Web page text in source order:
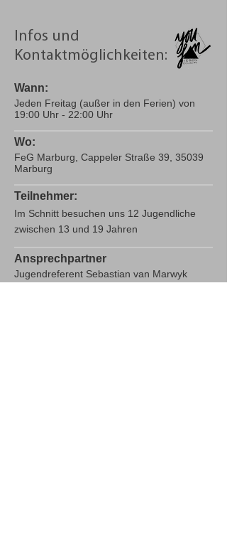
Infos und
Kontaktmöglichkeiten:
Wann:
Jeden Freitag (außer in den Ferien) von
19:00 Uhr - 22:00 Uhr
Wo:
FeG Marburg, Cappeler Straße 39, 35039
Marburg
Teilnehmer:
Im Schnitt besuchen uns 12 Jugendliche
zwischen 13 und 19 Jahren
Ansprechpartner
Jugendreferent Sebastian van Marwyk